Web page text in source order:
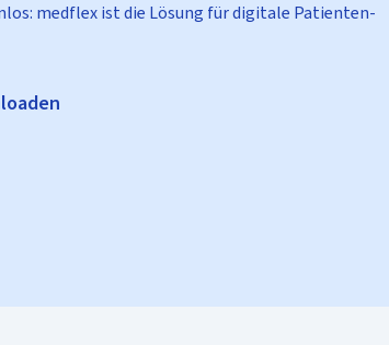
medflex ist die Lösung für digitale Patienten-